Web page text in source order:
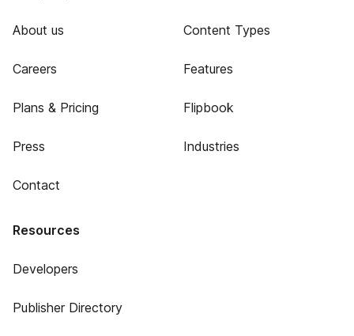
About us
Careers
Plans & Pricing
Press
Contact
Content Types
Features
Flipbook
Industries
Resources
Developers
Publisher Directory